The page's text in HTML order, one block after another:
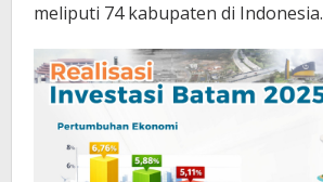
meliputi 74 kabupaten di Indonesia.